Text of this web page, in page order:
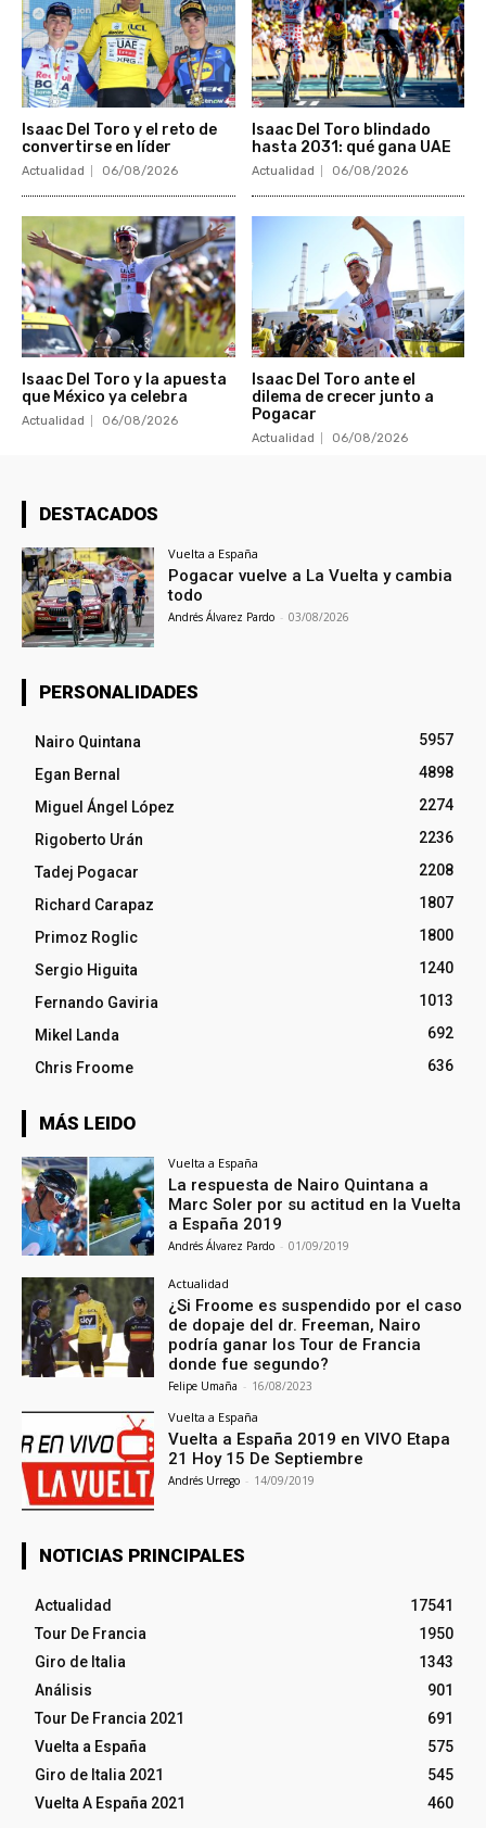
Isaac Del Toro y el reto de
convertirse en líder
Actualidad 06/08/2026
Isaac Del Toro blindado
hasta 2031: qué gana UAE
Actualidad 06/08/2026
Isaac Del Toro y la apuesta
que México ya celebra
Actualidad 06/08/2026
Isaac Del Toro ante el
dilema de crecer junto a
Pogacar
Actualidad 06/08/2026
DESTACADOS
Vuelta a España
Pogacar vuelve a La Vuelta y cambia
todo
Andrés Álvarez Pardo - 03/08/2026
PERSONALIDADES
Nairo Quintana
5957
Egan Bernal
4898
Miguel Ángel López
2274
Rigoberto Urán
2236
Tadej Pogacar
2208
Richard Carapaz
1807
Primoz Roglic
1800
Sergio Higuita
1240
Fernando Gaviria
1013
Mikel Landa
692
Chris Froome
636
MÁS LEIDO
Vuelta a España
La respuesta de Nairo Quintana a
Marc Soler por su actitud en la Vuelta
a España 2019
Andrés Álvarez Pardo - 01/09/2019
Actualidad
¿Si Froome es suspendido por el caso
de dopaje del dr. Freeman, Nairo
podría ganar los Tour de Francia
donde fue segundo?
Felipe Umaña - 16/08/2023
Vuelta a España
Vuelta a España 2019 en VIVO Etapa
21 Hoy 15 De Septiembre
Andrés Urrego - 14/09/2019
NOTICIAS PRINCIPALES
Actualidad
17541
Tour De Francia
1950
Giro de Italia
1343
Análisis
901
Tour De Francia 2021
691
Vuelta a España
575
Giro de Italia 2021
545
Vuelta A España 2021
460